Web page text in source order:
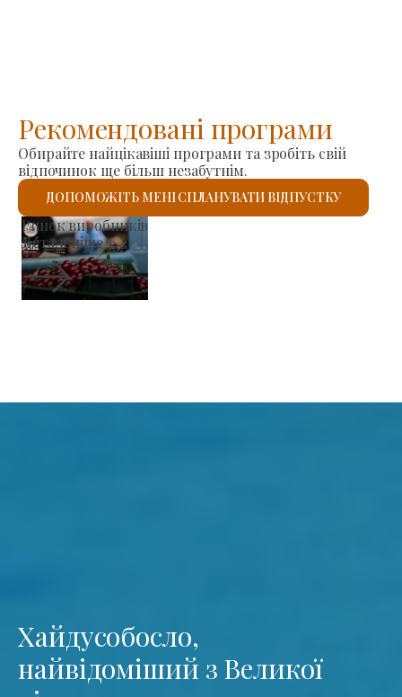
Рекомендовані програми
Обирайте найцікавіші програми та зробіть свій
відпочинок ще більш незабутнім.
ДОПОМОЖІТЬ МЕНІ СПЛАНУВАТИ ВІДПУСТКУ
Римо-католицький костел Святого Ласло
Детальніше
Хайдусобосло,
найвідоміший з Великої